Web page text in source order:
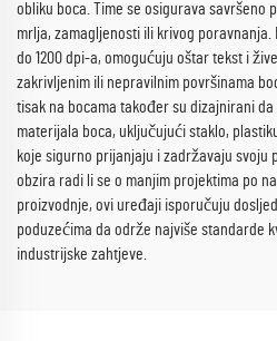
obliku boca. Time se osigurava savršeno
mrlja, zamagljenosti ili krivog
do 1200 dpi-a, omogućuju oštar tekst i
zakrivljenim ili nepravilnim površinama
tisak na bocama također su dizajnirani
materijala boca, uključujući staklo,
koje sigurno prijanjaju i zadržavaju svoju
obzira radi li se o manjim projektima po
proizvodnje, ovi uređaji isporučuju
poduzećima da održe najviše standarde
industrijske zahtjeve.